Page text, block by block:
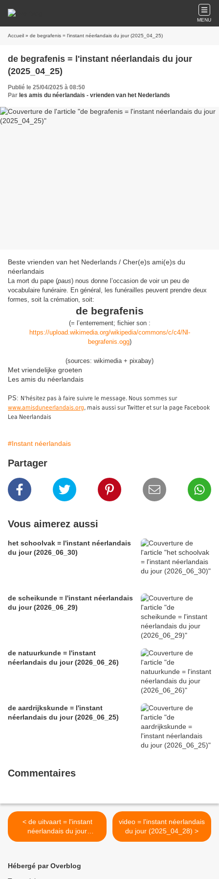
MENU
Accueil » de begrafenis = l'instant néerlandais du jour (2025_04_25)
de begrafenis = l'instant néerlandais du jour
(2025_04_25)
Publié le 25/04/2025 à 08:50
Par les amis du néerlandais - vrienden van het Nederlands
Beste vrienden van het Nederlands / Cher(e)s ami(e)s du
néerlandais
La mort du pape (paus) nous donne l’occasion de voir un peu de
vocabulaire funéraire. En général, les funérailles peuvent prendre deux
formes, soit la crémation, soit:
de begrafenis
(= l’enterrement; fichier son :
https://upload.wikimedia.org/wikipedia/commons/c/c4/Nl-
begrafenis.ogg)
(sources: wikimedia + pixabay)
Met vriendelijke groeten
Les amis du néerlandais
PS: N'hésitez pas à faire suivre le message. Nous sommes sur
www.amisduneerlandais.org, mais aussi sur Twitter et sur la page Facebook
Lea Neerlandais
#Instant néerlandais
Partager
Vous aimerez aussi
het schoolvak = l'instant néerlandais
du jour (2026_06_30)
de scheikunde = l'instant néerlandais
du jour (2026_06_29)
de natuurkunde = l'instant
néerlandais du jour (2026_06_26)
de aardrijkskunde = l'instant
néerlandais du jour (2026_06_25)
Commentaires
< de uitvaart = l'instant
néerlandais du jour
(2025_04_24)
video = l'instant néerlandais
du jour (2025_04_28) >
Hébergé par Overblog